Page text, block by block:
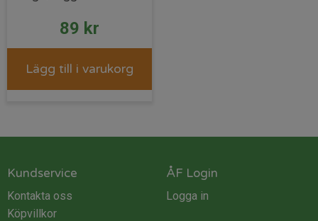
89 kr
Lägg till i varukorg
Kundservice
Kontakta oss
Köpvillkor
ÅF Login
Logga in